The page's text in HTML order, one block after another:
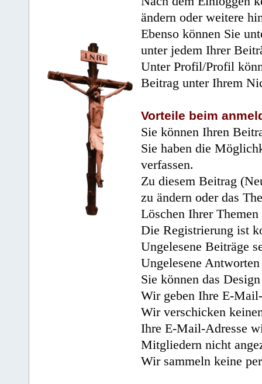
ändern oder weitere
Ebenso können Sie
unter jedem Ihrer
Unter Profil/Profil
Beitrag unter Ihrem
Vorteile beim
Sie können Ihren
Sie haben die
verfassen.
Zu diesem Beitrag
zu ändern oder das
Löschen Ihrer
Die Registrierung ist
Ungelesene Beiträge
Ungelesene
Sie können das
Wir geben Ihre E-
Wir verschicken
Ihre E-Mail-Adresse
Mitgliedern nicht
Wir sammeln keine